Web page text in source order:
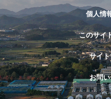
個人情
このサイ
サイ
お問